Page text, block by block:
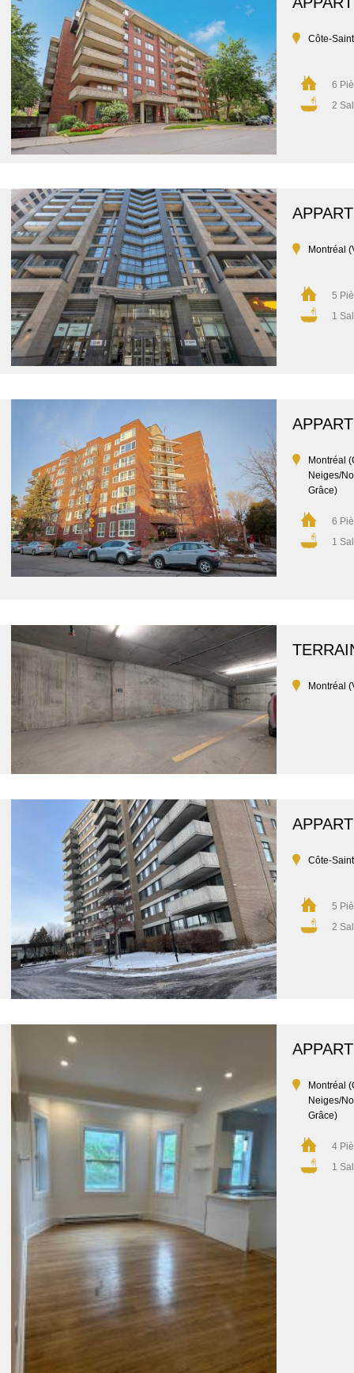
Côte-
6
2
Montréal
5
1
Montréal
Neiges/
Grâce)
6
1
Montréal
Côte-
5
2
Montréal
Neiges/
Grâce)
4
1